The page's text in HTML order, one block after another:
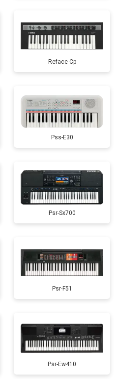
Reface Cp
Pss-E30
Psr-Sx700
Psr-F51
Psr-Ew410